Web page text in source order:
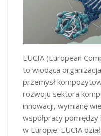
EUCIA (European
to wiodąca
przemysł
rozwoju sektora
innowacji, wymianę
współpracy
w Europie. EUCIA